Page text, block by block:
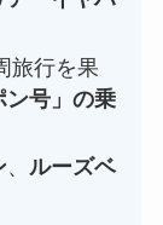
旅行を果
ン号」の乗
、ルーズベ